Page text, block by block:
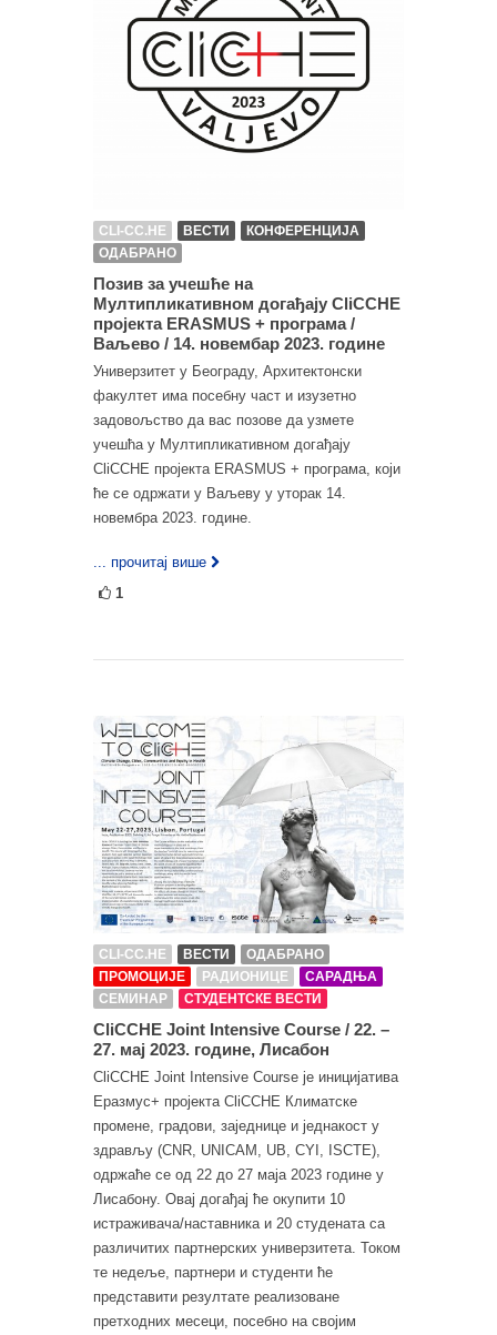
CLI-CC.HE ВЕСТИ
КОНФЕРЕНЦИЈА
ОДАБРАНО
Позив за учешће на
Мултипликативном догађају CliCCHE
пројекта ERASMUS + програма /
Ваљево / 14. новембар 2023. године
Универзитет у Београду, Архитектонски
факултет има посебну част и изузетно
задовољство да вас позове да узмете
учешћа у Мултипликативном догађају
CliCCHE пројекта ERASMUS + програма, који
ће се одржати у Ваљеву у уторак 14.
новембра 2023. године.
... прочитај више
1
CLI-CC.HE ВЕСТИ
ОДАБРАНО
ПРОМОЦИЈЕ
РАДИОНИЦЕ
САРАДЊА
СЕМИНАР
СТУДЕНТСКЕ ВЕСТИ
CliCCHE Joint Intensive Course / 22. –
27. мај 2023. године, Лисабон
CliCCHE Joint Intensive Course је иницијатива
Еразмус+ пројекта CliCCHE Климатске
промене, градови, заједнице и једнакост у
здрављу (CNR, UNICAM, UB, CYI, ISCTE),
одржаће се од 22 до 27 маја 2023 године у
Лисабону. Овај догађај ће окупити 10
истраживача/наставника и 20 студената са
различитих партнерских универзитета. Током
те недеље, партнери и студенти ће
представити резултате реализоване
претходних месеци, посебно на својим